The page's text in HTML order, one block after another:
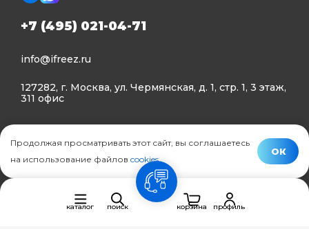
+7 (495) 021-04-71
info@ifreez.ru
127282, г. Москва, ул. Чермянская, д. 1, стр. 1, 3 этаж,
311 офис
Политика конфиденциальности
Политика использования Cookies
© Ifreez - продажа и установка климатической техники,
каталог поиск
связь
корзина
профиль
Продолжая просматривать этот сайт, вы соглашаетесь
на использование файлов cookies.
ОК